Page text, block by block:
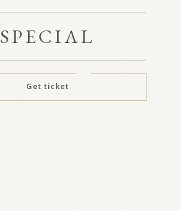
SPECIAL
Get ticket